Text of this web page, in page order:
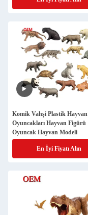
Komik Vahşi Plastik Hayvan
Oyuncakları Hayvan Figürü
Oyuncak Hayvan Modeli
En İyi Fiyatı Alın